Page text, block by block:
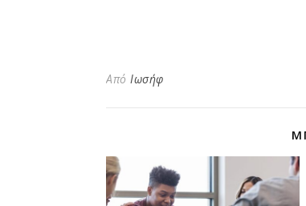
Από Ιωσήφ